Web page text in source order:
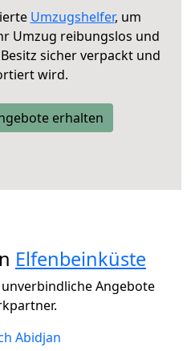
Umzugshelfer, um
Umzug reibungslos und
sicher verpackt und
wird.
erhalten
Elfenbeinküste
Angebote
Abidjan